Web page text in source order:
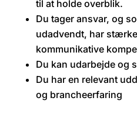
til at holde overblik.
Du tager ansvar, og
udadvendt, har
kommunikative
Du kan udarbejde og
Du har en relevant
og brancheerfaring